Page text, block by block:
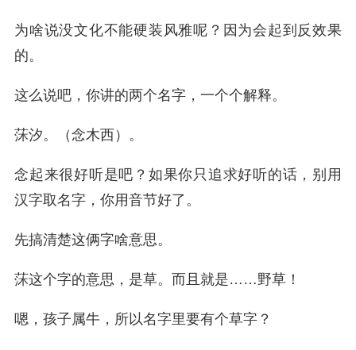
为啥说没文化不能硬装风雅呢？因为会起到反效果
的。
这么说吧，你讲的两个名字，一个个解释。
莯汐。（念木西）。
念起来很好听是吧？如果你只追求好听的话，别用
汉字取名字，你用音节好了。
先搞清楚这俩字啥意思。
莯这个字的意思，是草。而且就是……野草！
嗯，孩子属牛，所以名字里要有个草字？